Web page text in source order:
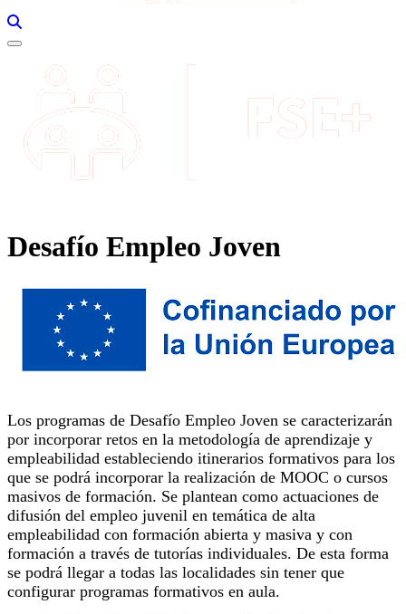
Desafío Empleo Joven
Los programas de Desafío Empleo Joven se caracterizarán
por incorporar retos en la metodología de aprendizaje y
empleabilidad estableciendo itinerarios formativos para los
que se podrá incorporar la realización de MOOC o cursos
masivos de formación. Se plantean como actuaciones de
difusión del empleo juvenil en temática de alta
empleabilidad con formación abierta y masiva y con
formación a través de tutorías individuales. De esta forma
se podrá llegar a todas las localidades sin tener que
configurar programas formativos en aula.